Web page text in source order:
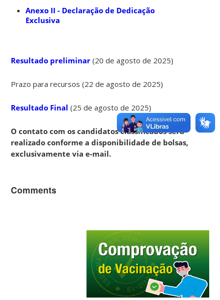
Anexo II - Declaração de Dedicação
Exclusiva
Resultado preliminar(20 de agosto de 2025)
Prazo para recursos (22 de agosto de 2025)
Resultado Final (25 de agosto de 2025)
O contato com os candidatos classificados será
realizado conforme a disponibilidade de bolsas,
exclusivamente via e-mail.
Comments